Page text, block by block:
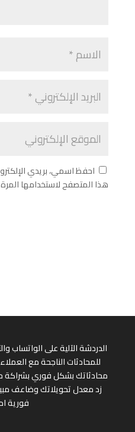
احفظ اسمي، بريدي
هذا المتصفح لاستخدامها
الدردشة الآلية على الواتساب
للمحادثات الناجحة مع
محادثاتك بشكل فوري بشراكة
زد معدل تحويلاتك وضاعف
فورية